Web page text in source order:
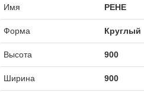
Имя РЕНЕ
Форма Круглый
Высота 900
Ширина 900